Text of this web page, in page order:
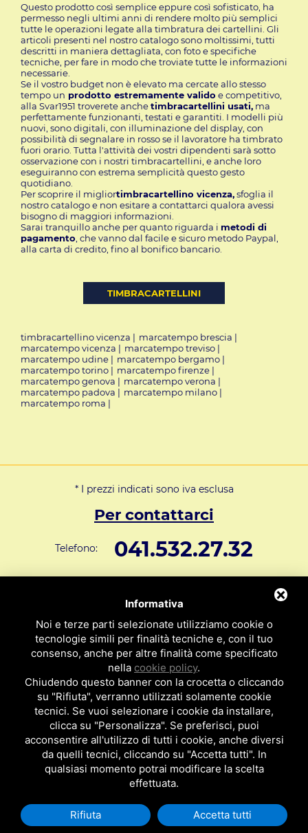
Questo prodotto così semplice eppure così sofisticato, ha
permesso negli ultimi anni di rendere molto più semplici
tutte le operazioni legate alla timbratura dei cartellini. Gli
articoli presenti nel nostro catalogo sono moltissimi, tutti
descritti in maniera dettagliata, con foto e specifiche
tecniche, per fare in modo che troviate tutte le informazioni
necessarie.
Se il vostro budget non è elevato ma cercate allo stesso
tempo un prodotto estremamente valido e competitivo,
alla Svar1951 troverete anchetimbracartellini usati, ma
perfettamente funzionanti, testati e garantiti. I modelli più
nuovi, sono digitali, con illuminazione del display, con
possibilità di segnalare in rosso se il lavoratore ha timbrato
fuori orario. Tutta l'attività dei vostri dipendenti sarà sotto
osservazione con i nostri timbracartellini, e anche loro
eseguiranno con estrema semplicità questo gesto
quotidiano.
Per scoprire il migliortimbracartellino vicenza,sfoglia il
nostro catalogo e non esitare a contattarci qualora avessi
bisogno di maggiori informazioni.
Sarai tranquillo anche per quanto riguarda i metodi di
pagamento , che vanno dal facile e sicuro metodo Paypal,
alla carta di credito, fino al bonifico bancario.
TIMBRACARTELLINI
timbracartellino vicenza | marcatempo brescia |
marcatempo vicenza | marcatempo treviso |
marcatempo udine | marcatempo bergamo |
marcatempo torino | marcatempo firenze |
marcatempo genova | marcatempo verona |
marcatempo padova | marcatempo milano |
marcatempo roma |
* I prezzi indicati sono iva esclusa
Per contattarci
Telefono: 041.532.27.32
info@svar1951.it
Supporto Tecnico Clienti: assistenza@svar1951.it
Fax: 041 532.73.01
Indirizzo: S.V.A.R. - Via Cappuccina n° 181 - 30172 Mestre VE
ITALY
P.I : 01971310279
ISCRIZIONE R.E.A. N. 189009
Per essere contattato da un nostro
rappresentante clicca qui
Privacy Policy | Cookie Policy
Informativa
Noi e terze parti selezionate utilizziamo cookie o
tecnologie simili per finalità tecniche e, con il tuo
consenso, anche per altre finalità come specificato
nella cookie policy.
Chiudendo questo banner con la crocetta o cliccando
su "Rifiuta", verranno utilizzati solamente cookie
tecnici. Se vuoi selezionare i cookie da installare,
clicca su "Personalizza". Se preferisci, puoi
acconsentire all'utilizzo di tutti i cookie, anche diversi
da quelli tecnici, cliccando su "Accetta tutti". In
qualsiasi momento potrai modificare la scelta
effettuata.
Rifiuta Accetta tutti